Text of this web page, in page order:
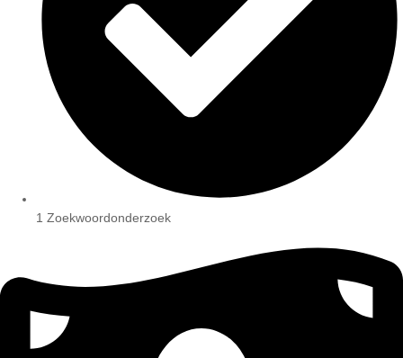
1 Zoekwoordonderzoek